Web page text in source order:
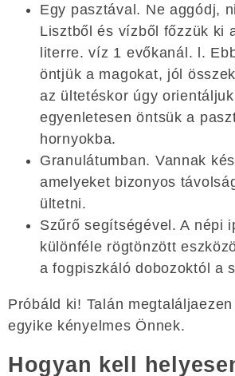
Egy pasztával. Ne aggódj,
Lisztből és vízből főzzük ki
literre. víz 1 evőkanál. l.
öntjük a magokat, jól
az ültetéskor úgy
egyenletesen öntsük a
hornyokba.
Granulátumban. Vannak
amelyeket bizonyos
ültetni.
Szűrő segítségével. A népi
különféle rögtönzött
a fogpiszkáló dobozoktól a
Próbáld ki! Talán
egyike kényelmes Önnek.
Hogyan kell